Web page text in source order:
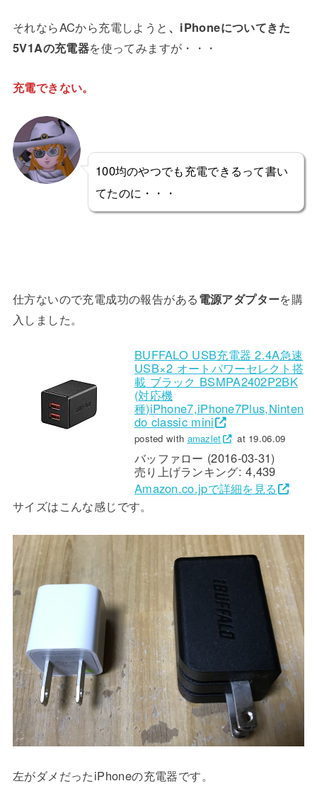
それならACから充電しようと 、iPhoneについてきた
5V1Aの充電器を使ってみますが・・・
充電できない。
100均のやつでも充電できるって書い
てたのに・・・
仕方ないので充電成功の報告がある電源アダプターを購
入しました。
BUFFALO USB充電器 2.4A急速
USB×2 オートパワーセレクト搭
載 ブラック BSMPA2402P2BK
(対応機
種)iPhone7,iPhone7Plus,Ninten
do classic mini
posted with amazlet at 19.06.09
バッファロー (2016-03-31)
売り上げランキング: 4,439
Amazon.co.jpで詳細を見る
サイズはこんな感じです。
左がダメだったiPhoneの充電器です。